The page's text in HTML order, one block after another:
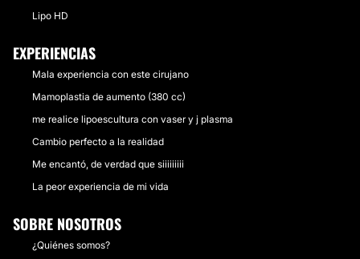
Lipo HD
EXPERIENCIAS
Mala experiencia con este cirujano
Mamoplastia de aumento (380 cc)
me realice lipoescultura con vaser y j plasma
Cambio perfecto a la realidad
Me encantó, de verdad que siiiiiiiii
La peor experiencia de mi vida
SOBRE NOSOTROS
¿Quiénes somos?